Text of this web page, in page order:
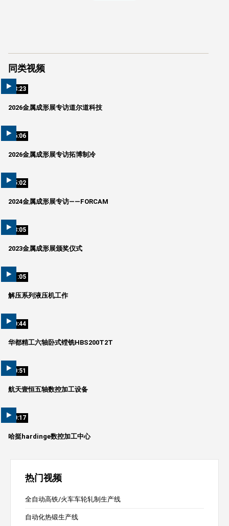
同类视频
03:23
2026金属成形展专访道尔道科技
06:06
2026金属成形展专访拓博制冷
05:02
2024金属成形展专访——FORCAM
58:05
2023金属成形展颁奖仪式
01:05
解压系列液压机工作
00:44
华都精工六轴卧式镗铣HBS200T2T
00:51
航天壹恒五轴数控加工设备
00:17
哈挺hardinge数控加工中心
热门视频
全自动高铁/火车车轮轧制生产线
自动化热锻生产线